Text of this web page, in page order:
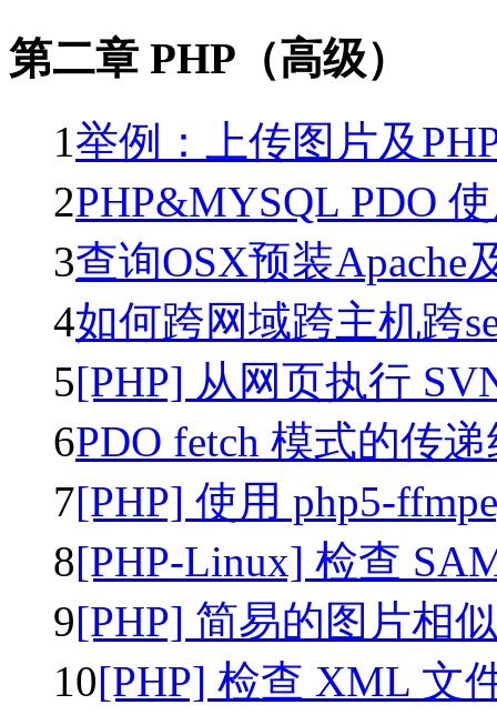
第二章 PHP（高级）
1举例：上传图片及
2PHP&MYSQL PDO
3查询OSX预装Apache
4如何跨网域跨主机跨
5[PHP] 从网页执行
6PDO fetch 模式的传
7[PHP] 使用 php5-
8[PHP-Linux] 检查
9[PHP] 简易的图片相
10[PHP] 检查 XML 文